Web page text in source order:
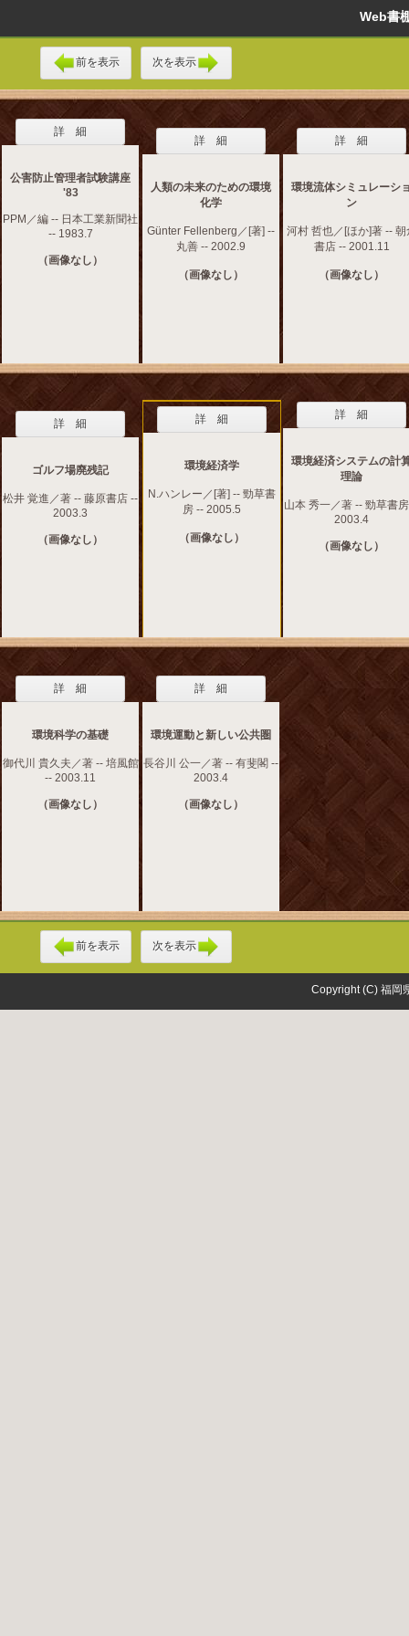
Web
前を表示 次を表示
詳 細
公害防止管理者試験講座
'83
PPM／編 -- 日本工業新聞社
-- 1983.7
（画像なし）
詳 細
人類の未来のための環境
化学
Günter Fellenberg／[著] --
丸善 -- 2002.9
（画像なし）
詳 細
環境流体シミュレーシ
ン
河村 哲也／[ほか]著 -- 朝
書店 -- 2001.11
（画像なし）
詳 細
ゴルフ場廃残記
松井 覚進／著 -- 藤原書店 --
2003.3
（画像なし）
詳 細
環境経済学
N.ハンレー／[著] -- 勁草書
房 -- 2005.5
（画像なし）
詳 細
環境経済システムの計
理論
山本 秀一／著 -- 勁草書
2003.4
（画像なし）
詳 細
環境科学の基礎
御代川 貴久夫／著 -- 培風館
-- 2003.11
（画像なし）
詳 細
環境運動と新しい公共圏
長谷川 公一／著 -- 有斐閣 --
2003.4
（画像なし）
前を表示 次を表示
Copyright (C) 福岡